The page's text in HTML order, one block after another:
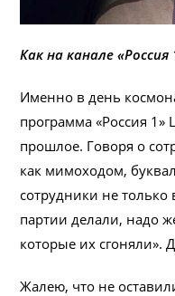
Как на канале
Именно в день
программа «Россия
прошлое. Говоря о
как мимоходом,
сотрудники не только
партии делали, надо
которые их сгоняли».
Жалею, что не